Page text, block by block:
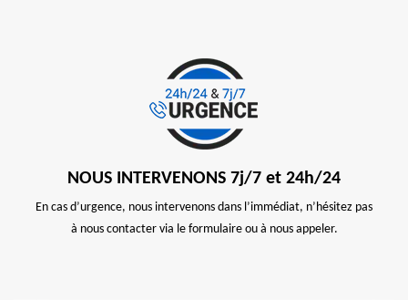
NOUS INTERVENONS 7j/7 et 24h/24
En cas d’urgence, nous intervenons dans l’immédiat, n’hésitez pas
à nous contacter via le formulaire ou à nous appeler.